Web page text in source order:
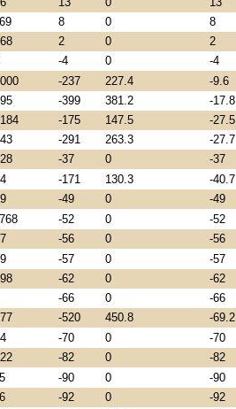
8 0 8
2 0 2
-4 0 -4
-237 227.4 -9.6
-399 381.2 -17.8
-175 147.5 -27.5
-291 263.3 -27.7
-37 0 -37
-171 130.3 -40.7
-49 0 -49
-52 0 -52
-56 0 -56
-57 0 -57
-62 0 -62
-66 0 -66
-520 450.8 -69.2
-70 0 -70
-82 0 -82
-90 0 -90
-92 0 -92